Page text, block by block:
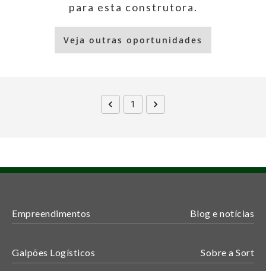
para esta construtora.
Veja outras oportunidades
1
Empreendimentos Blog e notícias
Galpões Logísticos Sobre a Sort